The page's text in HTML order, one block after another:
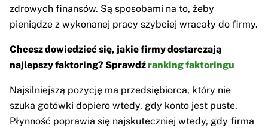
zdrowych finansów. Są sposobami na to, żeby
pieniądze z wykonanej pracy szybciej wracały do firmy.
Chcesz dowiedzieć się, jakie firmy dostarczają
najlepszy faktoring? Sprawdź ranking faktoringu
Najsilniejszą pozycję ma przedsiębiorca, który nie
szuka gotówki dopiero wtedy, gdy konto jest puste.
Płynność poprawia się najskuteczniej wtedy, gdy firma